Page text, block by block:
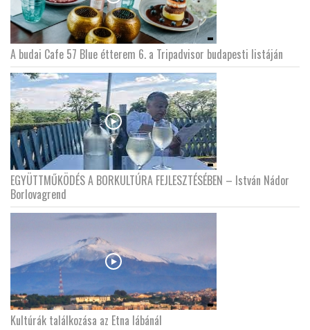
A budai Cafe 57 Blue étterem 6. a Tripadvisor budapesti listáján
EGYÜTTMŰKÖDÉS A BORKULTÚRA FEJLESZTÉSÉBEN – István Nádor
Borlovagrend
Kultúrák találkozása az Etna lábánál